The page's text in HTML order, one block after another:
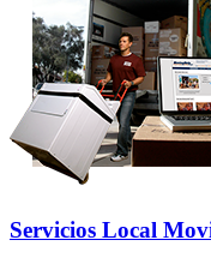
Servicios Local